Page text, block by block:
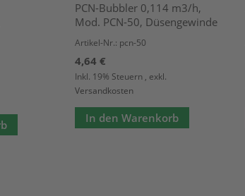
PCN-Bubbler 0,114 m3/h,
Mod. PCN-50, Düsengewinde
Artikel-Nr.: pcn-50
4,64 €
Inkl. 19% Steuern , exkl.
Versandkosten
In den Warenkorb